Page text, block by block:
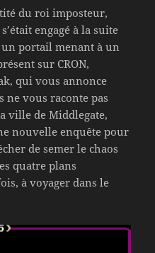
du roi imposteur,
engagé à la suite
un portail menant à un
sur CRON,
qui vous annonce
ne vous raconte pas
ville de Middlegate,
nouvelle enquête pour
de semer le chaos
quatre plans
à voyager dans le